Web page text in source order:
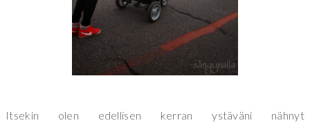
Itsekin olen edellisen kerran ystäväni nähnyt